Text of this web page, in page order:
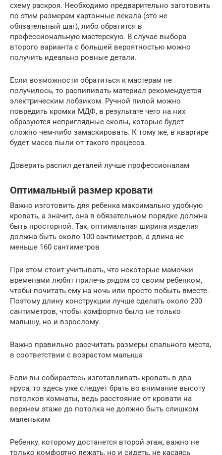
схему раскроя. Необходимо предварительно заготовить
по этим размерам картонные лекала (это не
обязательный шаг), либо обратится в
профессиональную мастерскую. В случае выбора
второго варианта с большей вероятностью можно
получить идеально ровные детали.
Если возможности обратиться к мастерам не
получилось, то распиливать материал рекомендуется
электрическим лобзиком. Ручной пилой можно
повредить кромки МДФ, в результате чего на них
образуются неприглядные сколы, которые будет
сложно чем-либо замаскировать. К тому же, в квартире
будет масса пыли от такого процесса.
Доверить распил деталей лучше профессионалам
Оптимальный размер кровати
Важно изготовить для ребенка максимально удобную
кровать, а значит, она в обязательном порядке должна
быть просторной. Так, оптимальная ширина изделия
должна быть около 100 сантиметров, а длина не
меньше 160 сантиметров
При этом стоит учитывать, что некоторые мамочки
временами любят прилечь рядом со своим ребенком,
чтобы почитать ему на ночь или просто побыть вместе.
Поэтому длину конструкции лучше сделать около 200
сантиметров, чтобы комфортно было не только
малышу, но и взрослому.
Важно правильно рассчитать размеры спального места,
в соответствии с возрастом малыша
Если вы собираетесь изготавливать кровать в два
яруса, то здесь уже следует брать во внимание высоту
потолков комнаты, ведь расстояние от кровати на
верхнем этаже до потолка не должно быть слишком
маленьким
Ребенку, которому достанется второй этаж, важно не
только комфортно лежать, но и сидеть, не касаясь